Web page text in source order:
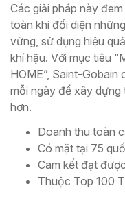
Các giải pháp này
toàn khi đối diện
vững, sử dụng hiệu
khí hậu. Với mục tiêu
HOME”, Saint-Gobain
mỗi ngày để xây dựng
hơn.
Doanh thu toàn
Có mặt tại 75
Cam kết đạt
Thuộc Top 100